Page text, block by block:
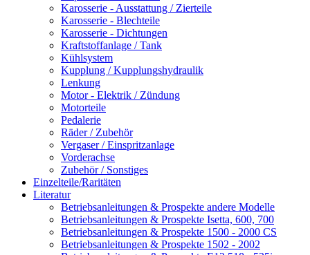
Karosserie - Ausstattung / Zierteile
Karosserie - Blechteile
Karosserie - Dichtungen
Kraftstoffanlage / Tank
Kühlsystem
Kupplung / Kupplungshydraulik
Lenkung
Motor - Elektrik / Zündung
Motorteile
Pedalerie
Räder / Zubehör
Vergaser / Einspritzanlage
Vorderachse
Zubehör / Sonstiges
Einzelteile/Raritäten
Literatur
Betriebsanleitungen & Prospekte andere Modelle
Betriebsanleitungen & Prospekte Isetta, 600, 700
Betriebsanleitungen & Prospekte 1500 - 2000 CS
Betriebsanleitungen & Prospekte 1502 - 2002